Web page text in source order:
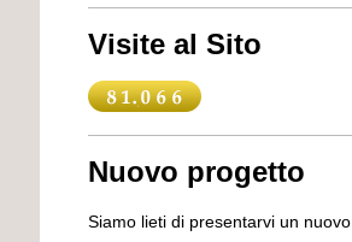
Visite al Sito
Nuovo progetto
Siamo lieti di presentarvi un nuovo